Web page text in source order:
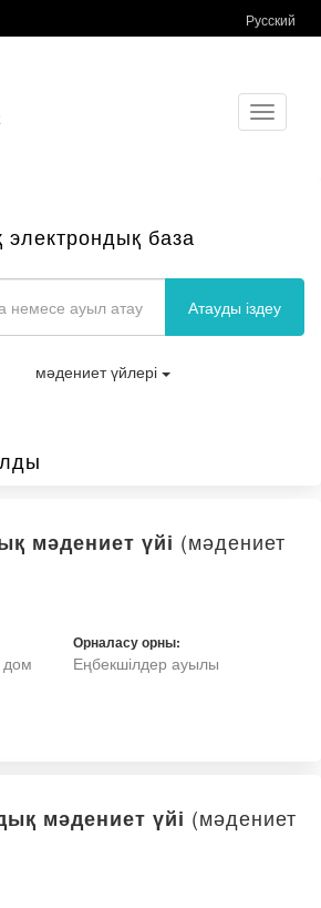
Русский
Toggle
база
Атауды іздеу
мәдениет үйлері
мәдениет үйі (мәдениет
дом
Орналасу орны:
Еңбекшілдер ауылы
мәдениет үйі (мәдениет